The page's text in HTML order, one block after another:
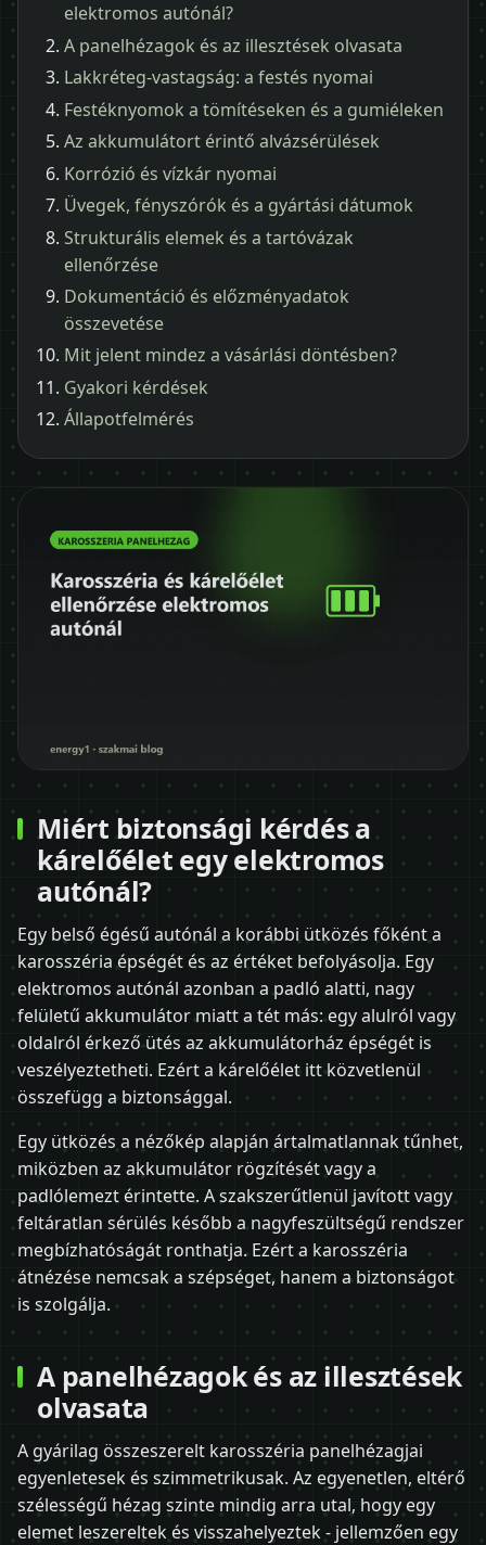
elektromos autónál?
A panelhézagok és az illesztések olvasata
Lakkréteg-vastagság: a festés nyomai
Festéknyomok a tömítéseken és a gumiéleken
Az akkumulátort érintő alvázsérülések
Korrózió és vízkár nyomai
Üvegek, fényszórók és a gyártási dátumok
Strukturális elemek és a tartóvázak
ellenőrzése
Dokumentáció és előzményadatok
összevetése
Mit jelent mindez a vásárlási döntésben?
Gyakori kérdések
Állapotfelmérés
Miért biztonsági kérdés a
kárelőélet egy elektromos
autónál?
Egy belső égésű autónál a korábbi ütközés főként a
karosszéria épségét és az értéket befolyásolja. Egy
elektromos autónál azonban a padló alatti, nagy
felületű akkumulátor miatt a tét más: egy alulról vagy
oldalról érkező ütés az akkumulátorház épségét is
veszélyeztetheti. Ezért a kárelőélet itt közvetlenül
összefügg a biztonsággal.
Egy ütközés a nézőkép alapján ártalmatlannak tűnhet,
miközben az akkumulátor rögzítését vagy a
padlólemezt érintette. A szakszerűtlenül javított vagy
feltáratlan sérülés később a nagyfeszültségű rendszer
megbízhatóságát ronthatja. Ezért a karosszéria
átnézése nemcsak a szépséget, hanem a biztonságot
is szolgálja.
A panelhézagok és az illesztések
olvasata
A gyárilag összeszerelt karosszéria panelhézagjai
egyenletesek és szimmetrikusak. Az egyenetlen, eltérő
szélességű hézag szinte mindig arra utal, hogy egy
elemet leszereltek és visszahelyeztek - jellemzően egy